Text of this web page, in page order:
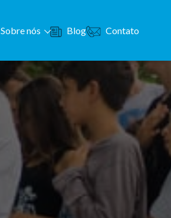
Sobre nós Blog Contato